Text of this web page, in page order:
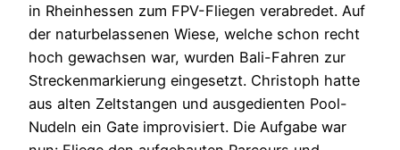
in Rheinhessen zum FPV-Fliegen verabredet. Auf
der naturbelassenen Wiese, welche schon recht
hoch gewachsen war, wurden Bali-Fahren zur
Streckenmarkierung eingesetzt. Christoph hatte
aus alten Zeltstangen und ausgedienten Pool-
Nudeln ein Gate improvisiert. Die Aufgabe war